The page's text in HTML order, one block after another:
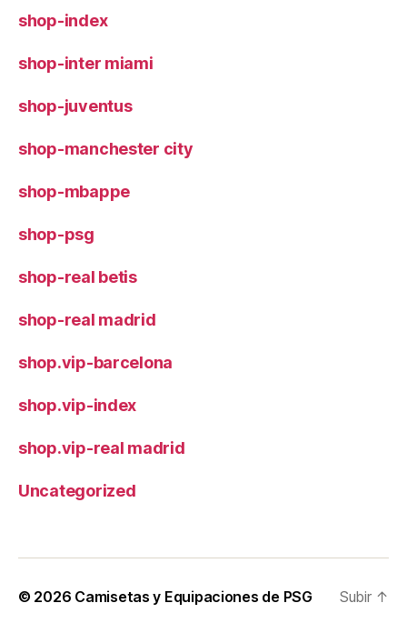
shop-index
shop-inter miami
shop-juventus
shop-manchester city
shop-mbappe
shop-psg
shop-real betis
shop-real madrid
shop.vip-barcelona
shop.vip-index
shop.vip-real madrid
Uncategorized
© 2026 Camisetas y Equipaciones de PSG Subir ↑